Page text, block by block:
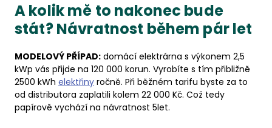
A kolik mě to nakonec bude
stát? Návratnost během pár let
MODELOVÝ PŘÍPAD: domácí elektrárna s výkonem 2,5
kWp vás přijde na 120 000 korun. Vyrobíte s tím přibližně
2500 kWh elektřiny ročně. Při běžném tarifu byste za to
od distributora zaplatili kolem 22 000 Kč. Což tedy
papírově vychází na návratnost 5let.